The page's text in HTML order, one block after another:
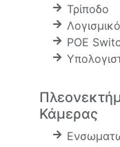
Τρίποδο
POE
Κάμερας